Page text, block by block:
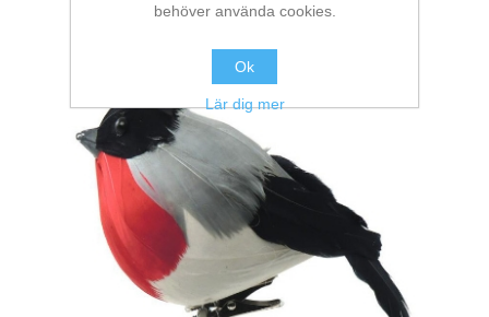
behöver använda cookies.
Ok
Lär dig mer